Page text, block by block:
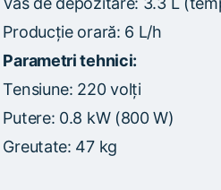
Producție orară: 6 L/h
Parametri tehnici:
Tensiune: 220 volți
Putere: 0.8 kW (800 W)
Greutate: 47 kg